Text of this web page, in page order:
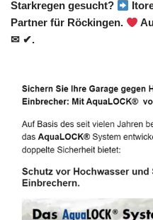
Starkregen gesucht?
Partner für Röckingen.
✉ ✔.